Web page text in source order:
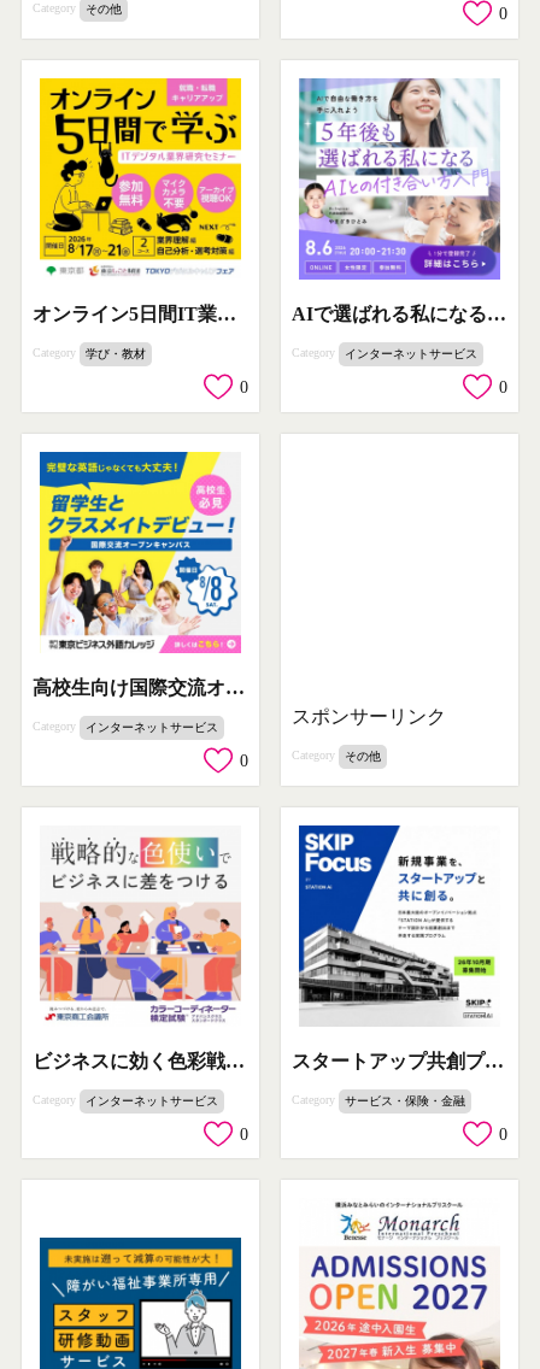
Category その他 0
オンライン5日間IT業界研究セミナー（就職・転職向けキャリアアップ講座）
Category 学び・教材
0
AIで選ばれる私になるオンライン講座
Category インターネットサービス
0
高校生向け国際交流オープンキャンパス
Category インターネットサービス
0
スポンサーリンク
Category その他
ビジネスに効く色彩戦略講座（検定案内）
Category インターネットサービス
0
スタートアップ共創プログラム SKIP Focus
Category サービス・保険・金融
0